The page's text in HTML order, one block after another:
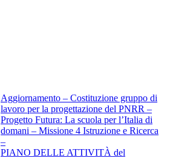
Aggiornamento – Costituzione gruppo di
lavoro per la progettazione del PNRR –
Progetto Futura: La scuola per l’Italia di
domani – Missione 4 Istruzione e Ricerca
–
PIANO DELLE ATTIVITÀ del